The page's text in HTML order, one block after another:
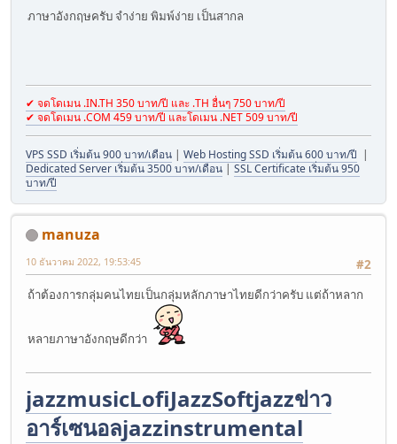
ภาษาอังกฤษครับ จำง่าย พิมพ์ง่าย เป็นสากล
✔ จดโดเมน .IN.TH 350 บาท/ปี และ .TH อื่นๆ 750 บาท/ปี
✔ จดโดเมน .COM 459 บาท/ปี และโดเมน .NET 509 บาท/ปี
VPS SSD เริ่มต้น 900 บาท/เดือน | Web Hosting SSD เริ่มต้น 600 บาท/ปี |
Dedicated Server เริ่มต้น 3500 บาท/เดือน | SSL Certificate เริ่มต้น 950
บาท/ปี
manuza
#2
10 ธันวาคม 2022, 19:53:45
ถ้าต้องการกลุ่มคนไทยเป็นกลุ่มหลักภาษาไทยดีกว่าครับ แต่ถ้าหลาก
หลายภาษาอังกฤษดีกว่า
jazzmusicLofiJazzSoftjazzข่าว
อาร์เซนอลjazzinstrumental